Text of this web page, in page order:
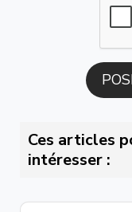
Ces articles
intéresser :